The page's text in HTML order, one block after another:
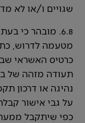
שגויים ו/או לא
6.8. מובהר כי
מטעמה לדרוש,
כרטיס האשראי
תעודה מזהה של
נהיגה או דרכון
על גבי אישור
כפי שיתקבל